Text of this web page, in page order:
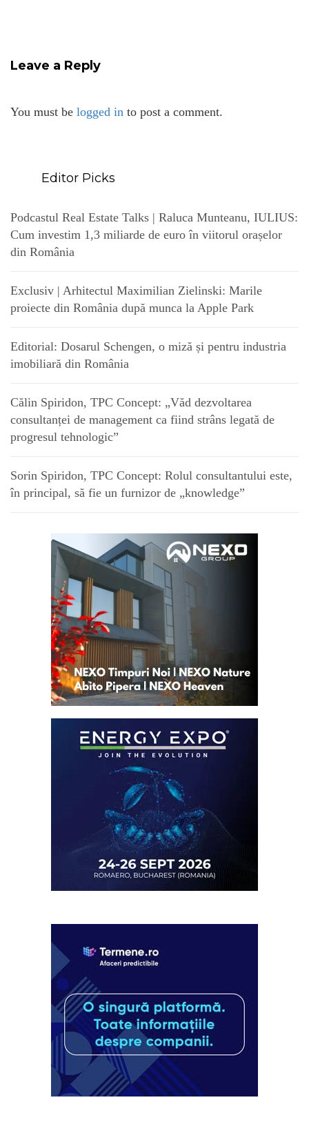
Leave a Reply
You must be logged in to post a comment.
Editor Picks
Podcastul Real Estate Talks | Raluca Munteanu, IULIUS:
Cum investim 1,3 miliarde de euro în viitorul orașelor
din România
Exclusiv | Arhitectul Maximilian Zielinski: Marile
proiecte din România după munca la Apple Park
Editorial: Dosarul Schengen, o miză și pentru industria
imobiliară din România
Călin Spiridon, TPC Concept: „Văd dezvoltarea
consultanței de management ca fiind strâns legată de
progresul tehnologic”
Sorin Spiridon, TPC Concept: Rolul consultantului este,
în principal, să fie un furnizor de „knowledge”